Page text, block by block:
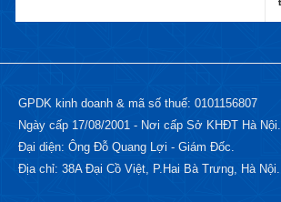
GPDK kinh doanh & mã số thuế: 0101156807
Ngày cấp 17/08/2001 - Nơi cấp Sở KHĐT Hà Nội.
Đại diện: Ông Đỗ Quang Lợi - Giám Đốc.
Địa chỉ: 38A Đại Cồ Việt, P.Hai Bà Trưng, Hà Nội.